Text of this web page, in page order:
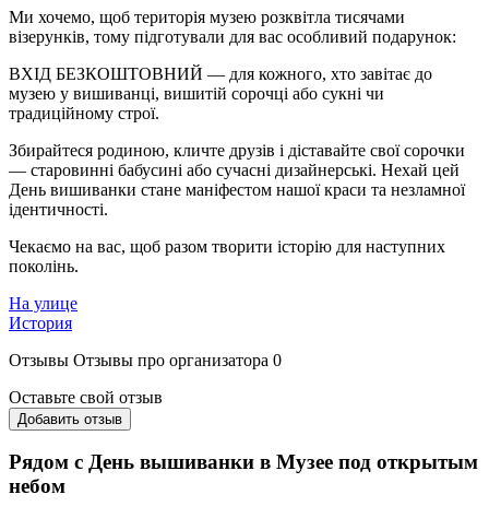
Ми хочемо, щоб територія музею розквітла тисячами
візерунків, тому підготували для вас особливий подарунок:
ВХІД БЕЗКОШТОВНИЙ — для кожного, хто завітає до
музею у вишиванці, вишитій сорочці або сукні чи
традиційному строї.
Збирайтеся родиною, кличте друзів і діставайте свої сорочки
— старовинні бабусині або сучасні дизайнерські. Нехай цей
День вишиванки стане маніфестом нашої краси та незламної
ідентичності.
Чекаємо на вас, щоб разом творити історію для наступних
поколінь.
На улице
История
Отзывы Отзывы про организатора 0
Оставьте свой отзыв
Добавить отзыв
Рядом с День вышиванки в Музее под открытым
небом